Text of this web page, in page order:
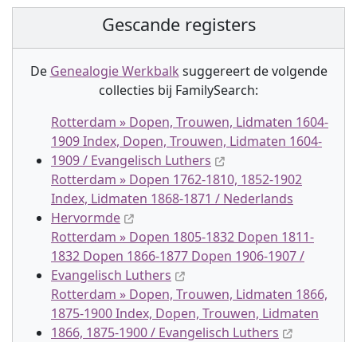
Gescande registers
De Genealogie Werkbalk suggereert de volgende
collecties bij FamilySearch:
Rotterdam » Dopen, Trouwen, Lidmaten 1604-
1909 Index, Dopen, Trouwen, Lidmaten 1604-
1909 / Evangelisch Luthers
Rotterdam » Dopen 1762-1810, 1852-1902
Index, Lidmaten 1868-1871 / Nederlands
Hervormde
Rotterdam » Dopen 1805-1832 Dopen 1811-
1832 Dopen 1866-1877 Dopen 1906-1907 /
Evangelisch Luthers
Rotterdam » Dopen, Trouwen, Lidmaten 1866,
1875-1900 Index, Dopen, Trouwen, Lidmaten
1866, 1875-1900 / Evangelisch Luthers